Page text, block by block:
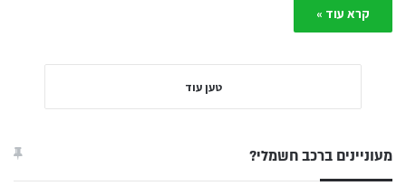
קרא עוד »
טען עוד
מעוניינים ברכב חשמלי?